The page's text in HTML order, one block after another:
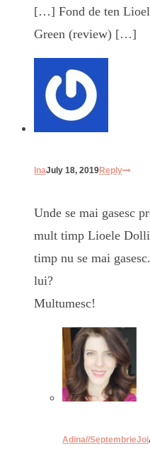
[…] Fond de ten
Green (review) […]
InaJuly 18, 2019Reply
Unde se mai gasesc
mult timp Lioele
timp nu se mai
lui?
Multumesc!
Adina//SeptembrieJoi